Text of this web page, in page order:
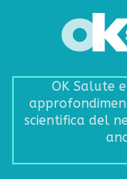
OK Salute
scientifica del